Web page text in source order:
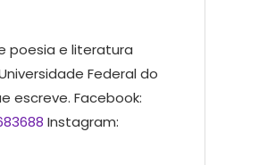
poesia e literatura
Federal do
escreve. Facebook:
Instagram: